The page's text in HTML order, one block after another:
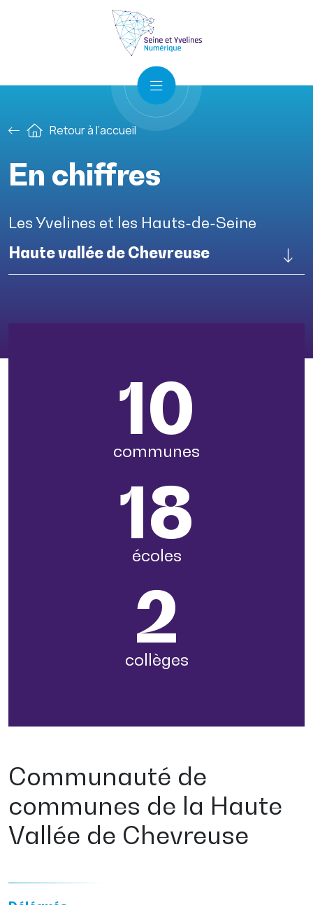
Retour à l’accueil
En chiffres
Les Yvelines et les Hauts-de-Seine
10
communes
18
écoles
2
collèges
Communauté de
communes de la Haute
Vallée de Chevreuse